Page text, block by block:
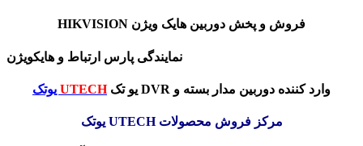
فروش و پخش دوربین هایک ویژن HIKVISION
نمایندگی پارس ارتباط و هایکویژن
وارد کننده دوربین مدار بسته و DVR یو تک UTECH یوتک
مرکز فروش محصولات UTECH یوتک